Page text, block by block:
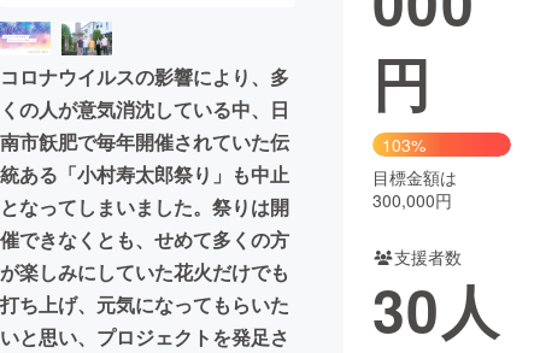
まちづくり・地域活性化
CAMPFIRE for Social Good
CAMPFIRE Creation
CAMPFIREふるさと納税machi-ya コミュニティ
コロナウイルスの影響により、多
くの人が意気消沈している中、日
南市飫肥で毎年開催されていた伝
統ある「小村寿太郎祭り」も中止
となってしまいました。祭りは開
催できなくとも、せめて多くの方
が楽しみにしていた花火だけでも
打ち上げ、元気になってもらいた
いと思い、プロジェクトを発足さ
円
103%
目標金額は
300,000円
支援者数
30人